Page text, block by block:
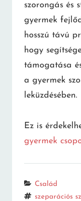
szorongás és
gyermek
hosszú távú
hogy
támogatása
a gyermek
leküzdésében.
Ez is
gyermek
Categories
Család
Tags
szeparációs